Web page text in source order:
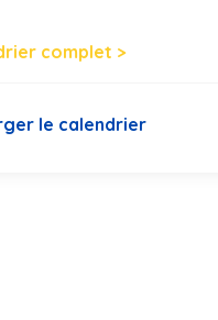
complet >
le calendrier